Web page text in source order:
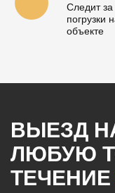
Следит
погрузки
объекте
ВЫЕЗД
ЛЮБУЮ
ТЕЧЕНИЕ